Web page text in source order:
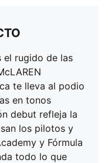
el rugido de las
te lleva al podio
en tonos
debut refleja la
los pilotos y
y Fórmula
todo lo que